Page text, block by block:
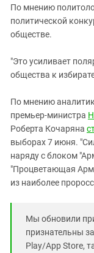
По мнению
политической
обществе.
"Это усиливает
общества к
По мнению
премьер-министра
Роберта Кочаряна
выборах 7 июня.
наряду с блоком
"Процветающая
из наиболее
Мы обновили
признательны
Play/App Store,